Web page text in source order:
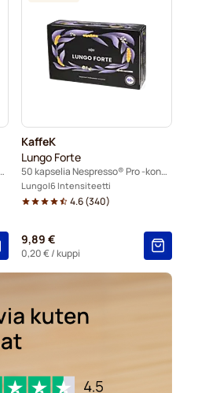
Pro -koneisiin
KaffeK
Lungo Forte
50 kapselia Nespresso® Pro -koneisiin
Lungo 6 Intensiteetti
4.6(340)
9,89 €
0,20 €/ kuppi